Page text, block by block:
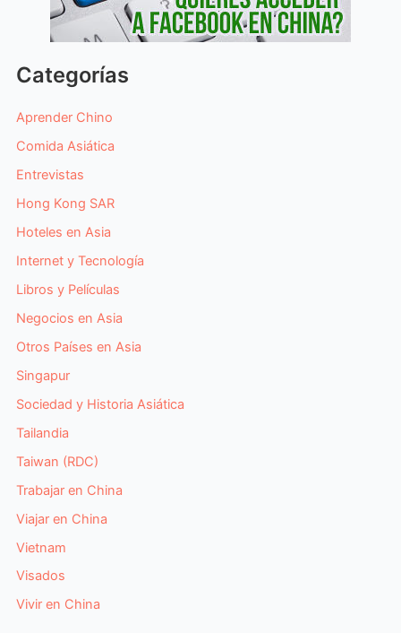
Categorías
Aprender Chino
Comida Asiática
Entrevistas
Hong Kong SAR
Hoteles en Asia
Internet y Tecnología
Libros y Películas
Negocios en Asia
Otros Países en Asia
Singapur
Sociedad y Historia Asiática
Tailandia
Taiwan (RDC)
Trabajar en China
Viajar en China
Vietnam
Visados
Vivir en China